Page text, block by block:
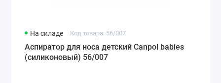
На складе Код товара: 56/007
Аспиратор для носа детский Canpol babies
(силиконовый) 56/007